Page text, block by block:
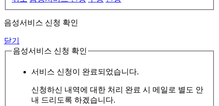
음성서비스 신청 확인
닫기
음성서비스 신청 확인
서비스 신청이 완료되었습니다.
신청하신 내역에 대한 처리 완료 시 메일로 별도 안
내 드리도록 하겠습니다.